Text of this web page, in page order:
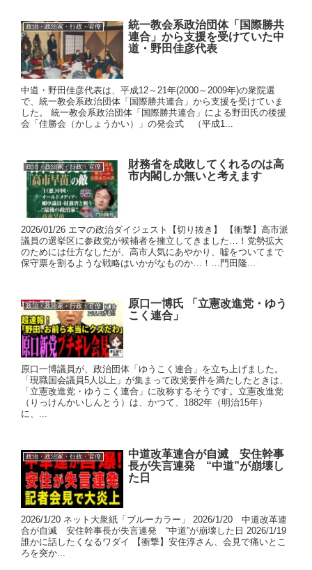
政治・政治家・行政・官僚
統一教会系政治団体「国際勝共
連合」から支援を受けていた中
道・野田佳彦代表
中道・野田佳彦代表は、平成12～21年(2000～2009年)の衆院選
で、統一教会系政治団体「国際勝共連合」から支援を受けていま
した。 統一教会系政治団体「国際勝共連合」による野田氏の後援
会「佳勝会（かしょうかい）」の発会式 （平成1...
政治・政治家・行政・官僚
財務省を成敗してくれるのは高
市内閣しか無いと考えます
2026/01/26 エマの政治ダイジェスト【切り抜き】 【衝撃】高市派
議員の選挙区に参政党が候補者を擁立してきました…！党勢拡大
のためには仕方なしだが、高市人気にあやかり、嘘をついてまで
保守票を割るような戦略はいかがなものか…！…門田隆...
政治・政治家・行政・官僚
原口一博氏 「立憲改進党・ゆう
こく連合」
原口一博議員が、政治団体「ゆうこく連合」を立ち上げました。
「現職国会議員5人以上」が集まって政党要件を満たしたときは、
「立憲改進党・ゆうこく連合」に改称するそうです。立憲改進党
（りっけんかいしんとう）は、かつて、1882年（明治15年）
に、...
政治・政治家・行政・官僚
中道改革連合が自滅 安住幹事
長が失言連発 “中道”が崩壊し
た日
2026/1/20 ネット大衆紙「ブルーカラー」 2026/1/20 中道改革連
合が自滅 安住幹事長が失言連発 “中道”が崩壊した日 2026/1/19
誰かに話したくなるワダイ 【衝撃】安住淳さん、会見で痛いとこ
ろを突か...